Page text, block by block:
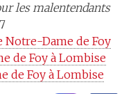
les malentendants
Notre-Dame de Foy
de Foy à Lombise
de Foy à Lombise